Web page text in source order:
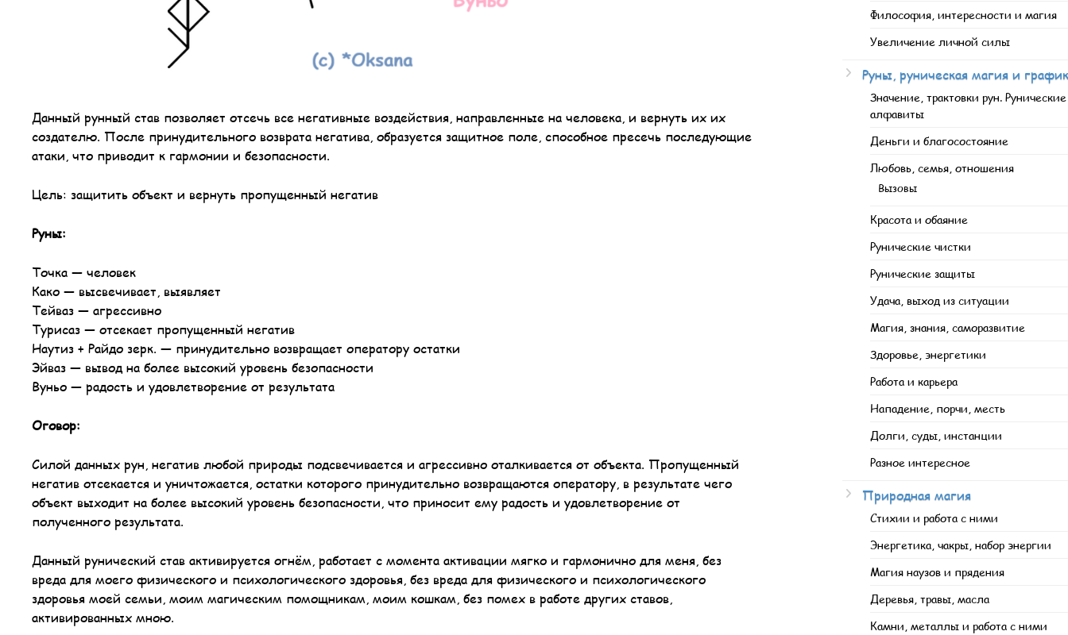
Данный рунный став позволяет отсечь все негативные воздействия, направленные на человека, и вернуть их их
создателю. После принудительного возврата негатива, образуется защитное поле, способное пресечь последующие
атаки, что приводит к гармонии и безопасности.
Цель: защитить объект и вернуть пропущенный негатив
Руны:
Точка — человек
Како — высвечивает, выявляет
Тейваз — агрессивно
Турисаз — отсекает пропущенный негатив
Наутиз + Райдо зерк. — принудительно возвращает оператору остатки
Эйваз — вывод на более высокий уровень безопасности
Вуньо — радость и удовлетворение от результата
Оговор:
Силой данных рун, негатив любой природы подсвечивается и агрессивно оталкивается от объекта. Пропущенный
негатив отсекается и уничтожается, остатки которого принудительно возвращаются оператору, в результате чего
объект выходит на более высокий уровень безопасности, что приносит ему радость и удовлетворение от
полученного результата.
Данный рунический став активируется огнём, работает с момента активации мягко и гармонично для меня, без
вреда для моего физического и психологического здоровья, без вреда для физического и психологического
здоровья моей семьи, моим магическим помощникам, моим кошкам, без помех в работе других ставов,
активированных мною.
Философия, интересности и магия
Увеличение личной силы
Руны, руническая магия и
Значение, трактовки рун. Рунические
алфавиты
Деньги и благосостояние
Любовь, семья, отношения
Вызовы
Красота и обаяние
Рунические чистки
Рунические защиты
Удача, выход из ситуации
Магия, знания, саморазвитие
Здоровье, энергетики
Работа и карьера
Нападение, порчи, месть
Долги, суды, инстанции
Разное интересное
Природная магия
Стихии и работа с ними
Энергетика, чакры, набор энергии
Магия наузов и прядения
Деревья, травы, масла
Камни, металлы и работа с ними